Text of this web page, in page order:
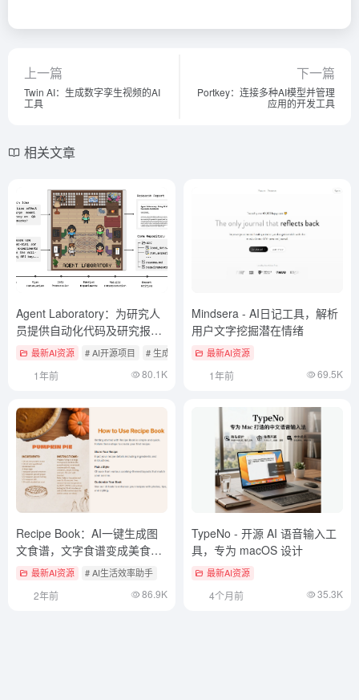
上一篇
Twin AI：生成数字孪生视频的AI
工具
下一篇
Portkey：连接多种AI模型并管理
应用的开发工具
相关文章
Agent Laboratory：为研究人
员提供自动化代码及研究报告
撰写助手
最新AI资源 # AI开源项目 # 生成深度研究报告
1年前 80.1K
Mindsera - AI日记工具，解析
用户文字挖掘潜在情绪
最新AI资源
1年前 69.5K
Recipe Book：AI一键生成图
文食谱，文字食谱变成美食画
报！最新AI资源 # AI生活效率助手
2年前 86.9K
TypeNo - 开源 AI 语音输入工
具，专为 macOS 设计
最新AI资源
4个月前 35.3K